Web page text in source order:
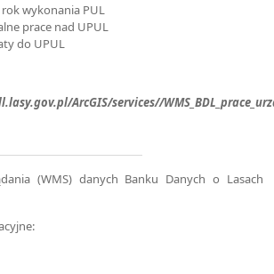
wykonania PUL
prace nad UPUL
do UPUL
ArcGIS/services//
(WMS) danych Banku Danych o Lasach